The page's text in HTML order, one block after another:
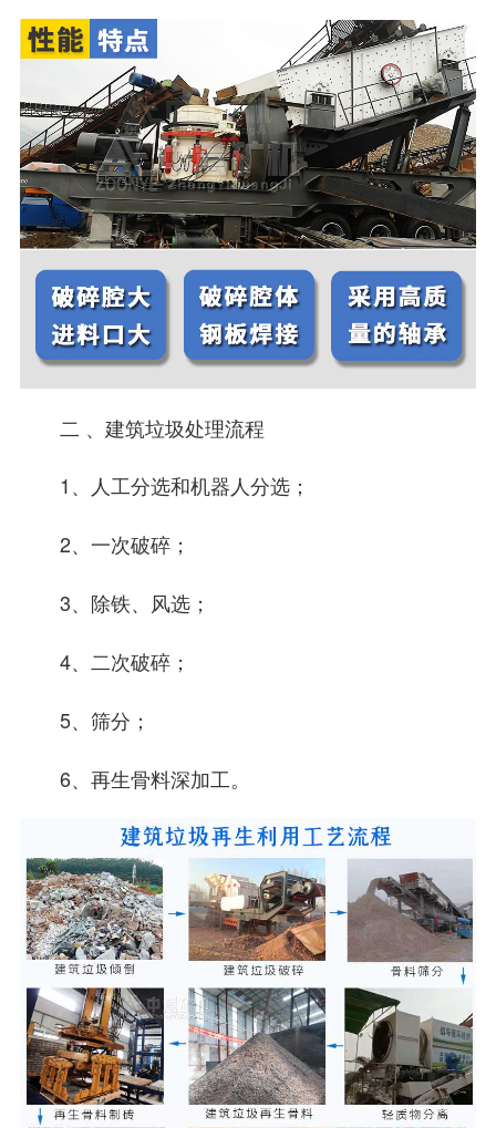
二 、建筑垃圾处理流程
1、人工分选和机器人分选；
2、一次破碎；
3、除铁、风选；
4、二次破碎；
5、筛分；
6、再生骨料深加工。